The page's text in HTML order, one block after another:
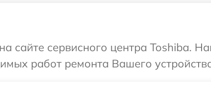
сайте сервисного центра Toshiba.
работ ремонта Вашего